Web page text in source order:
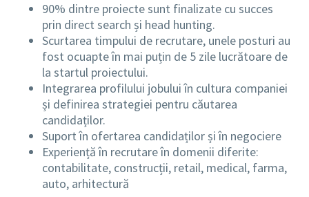
90% dintre proiecte sunt finalizate cu succes
prin direct search și head hunting.
Scurtarea timpului de recrutare, unele posturi au
fost ocuapte în mai puțin de 5 zile lucrătoare de
la startul proiectului.
Integrarea profilului jobului în cultura companiei
și definirea strategiei pentru căutarea
candidaților.
Suport în ofertarea candidaților și în negociere
Experiență în recrutare în domenii diferite:
contabilitate, construcții, retail, medical, farma,
auto, arhitectură